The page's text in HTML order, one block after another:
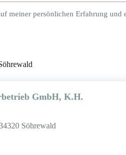
meiner persönlichen Erfahrung und
GmbH, K.H.
Söhrewald